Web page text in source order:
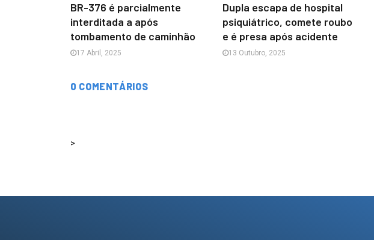
BR-376 é parcialmente
interditada a após
tombamento de caminhão
17 Abril, 2025
Dupla escapa de hospital
psiquiátrico, comete roubo
e é presa após acidente
13 Outubro, 2025
0 COMENTÁRIOS
>